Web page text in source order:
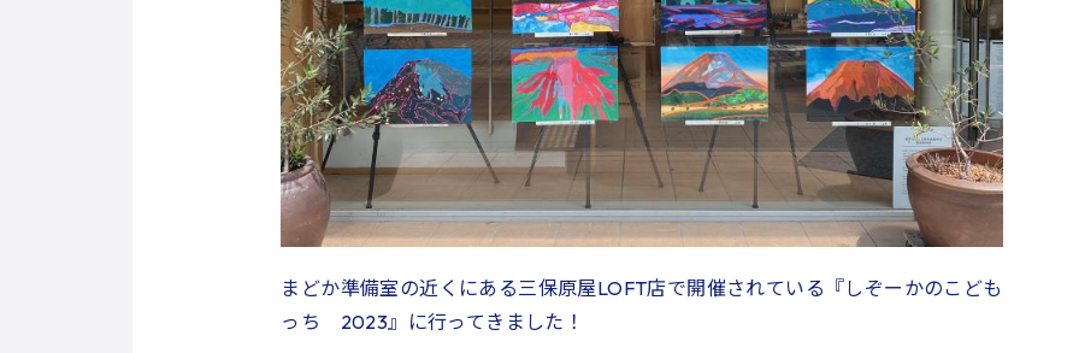
まどか準備室の近くにある三保原屋LOFT店で開催されている『しぞーかのこども
っち 2023』に行ってきました！